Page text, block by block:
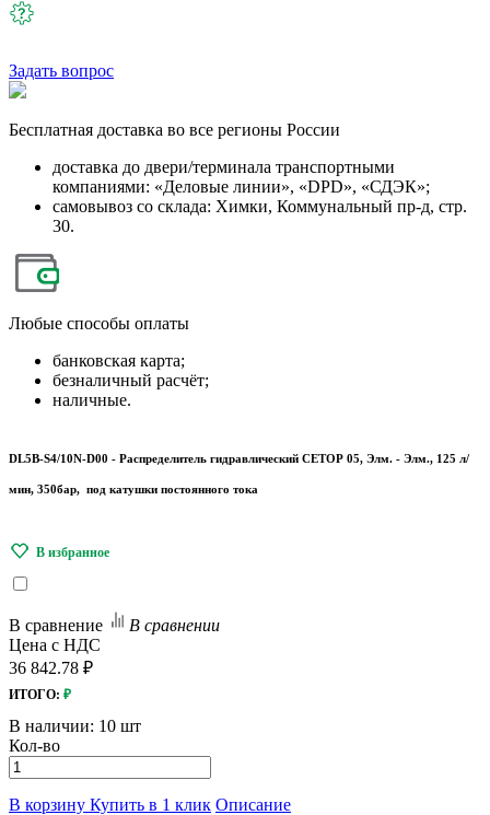
Задать вопрос
Бесплатная доставка во все регионы России
доставка до двери/терминала транспортными
компаниями: «Деловые линии», «DPD», «СДЭК»;
самовывоз со склада: Химки, Коммунальный пр-д, стр.
30.
Любые способы оплаты
банковская карта;
безналичный расчёт;
наличные.
DL5B-S4/10N-D00 - Распределитель гидравлический СЕТОР 05, Элм. - Элм., 125 л/
мин, 350бар, под катушки постоянного тока
В сравнение
В сравнении
Цена с НДС
36 842.78 ₽
ИТОГО: ₽
В наличии: 10 шт
Кол-во
В корзину Купить в 1 клик Описание